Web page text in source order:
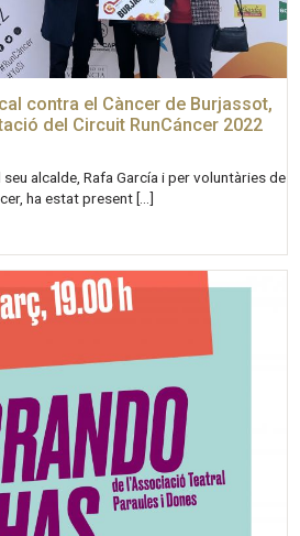
contra el Càncer de Burjassot,
del Circuit RunCáncer 2022
alcalde, Rafa García i per voluntàries de
ha estat present […]